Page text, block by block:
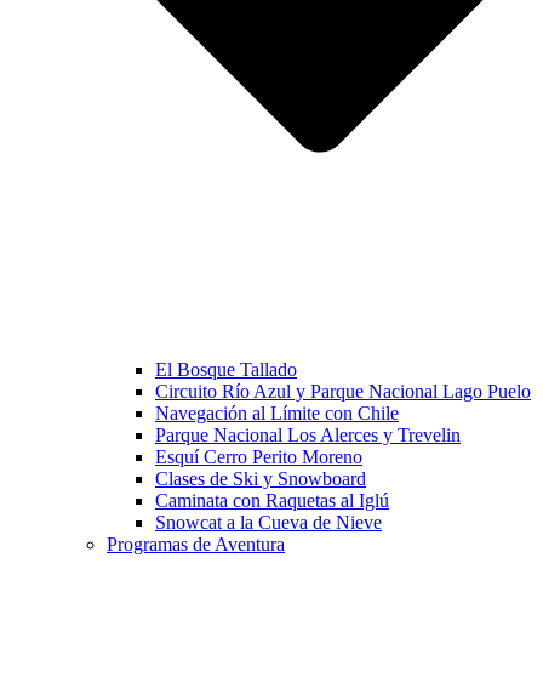
El Bosque Tallado
Circuito Río Azul y Parque Nacional Lago Puelo
Navegación al Límite con Chile
Parque Nacional Los Alerces y Trevelin
Esquí Cerro Perito Moreno
Clases de Ski y Snowboard
Caminata con Raquetas al Iglú
Snowcat a la Cueva de Nieve
Programas de Aventura